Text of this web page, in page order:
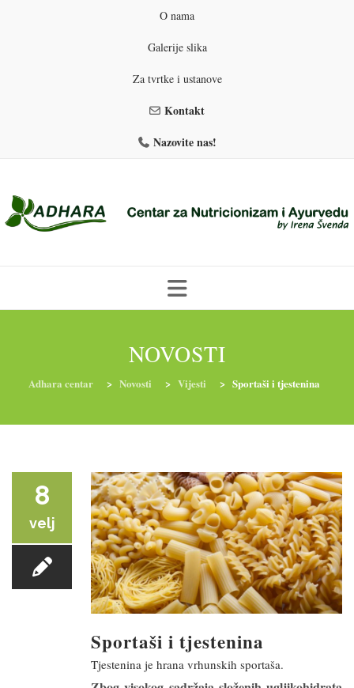
O nama
Galerije slika
Za tvrtke i ustanove
Kontakt
Nazovite nas!
YOGA I TRENINZI
NOVOSTI
Adhara centar > Novosti > Vijesti > Sportaši i tjestenina
8
velj
Sportaši i tjestenina
Tjestenina je hrana vrhunskih sportaša.